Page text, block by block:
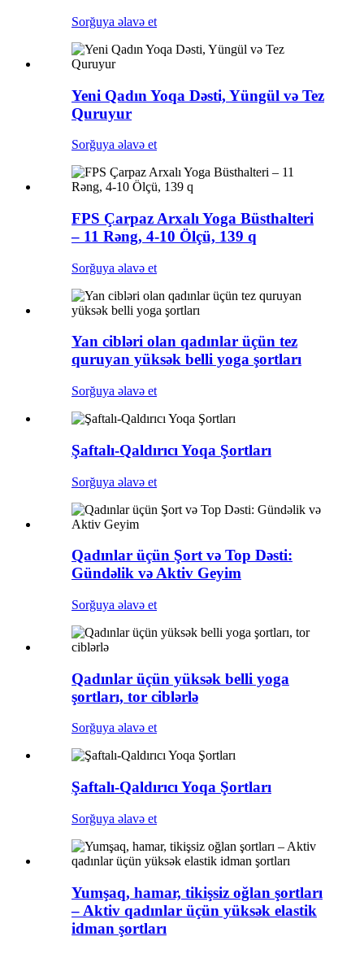
Sorğuya əlavə et
Yeni Qadın Yoqa Dəsti, Yüngül və Tez
Quruyur
Sorğuya əlavə et
FPS Çarpaz Arxalı Yoga Büsthalteri
– 11 Rəng, 4-10 Ölçü, 139 q
Sorğuya əlavə et
Yan cibləri olan qadınlar üçün tez
quruyan yüksək belli yoga şortları
Sorğuya əlavə et
Şaftalı-Qaldırıcı Yoqa Şortları
Sorğuya əlavə et
Qadınlar üçün Şort və Top Dəsti:
Gündəlik və Aktiv Geyim
Sorğuya əlavə et
Qadınlar üçün yüksək belli yoga
şortları, tor ciblərlə
Sorğuya əlavə et
Şaftalı-Qaldırıcı Yoqa Şortları
Sorğuya əlavə et
Yumşaq, hamar, tikişsiz oğlan şortları
– Aktiv qadınlar üçün yüksək elastik
idman şortları